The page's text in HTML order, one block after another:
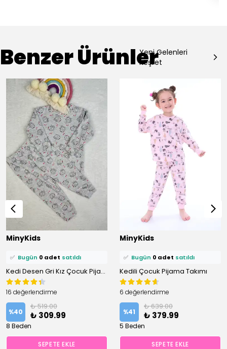
Benzer ÜrünlerYeni Gelenleri
Keşfet
MinyKids
⭐️ Bu ürünü1 kişifavoriledi!
1 kişi
✅ Bugün 0 adet satıldı
Kedi Desen Gri Kız Çocuk Pijama Takım
16 değerlendirme
%40
₺ 519.00
₺ 309.99
8 Beden
SEPETE EKLE
MinyKids
0 kişi
✅ Bugün 0 adet satıldı
Kedili Çocuk Pijama Takımı
6 değerlendirme
%41
₺ 639.00
₺ 379.99
5 Beden
SEPETE EKLE